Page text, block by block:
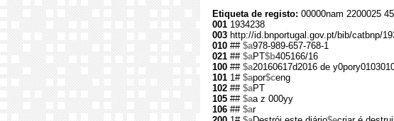
Etiqueta de registo: 00000nam 2200025
001 1934238
003 http://id.bnportugal.gov.pt/bib/catbnp/
010 ## $a978-989-657-768-1
021 ## $aPT$b405166/16
100 ## $a20160617d2016 de
101 1# $apor$ceng
102 ## $aPT
105 ## $aa z 000yy
106 ## $ar